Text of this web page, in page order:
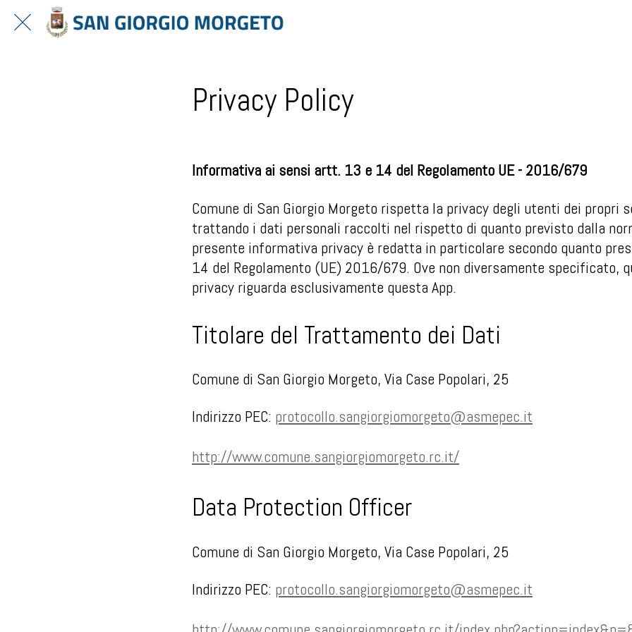
Privacy Policy
Informativa ai sensi artt. 13 e 14 del Regolamento UE - 2016/679
Comune di San Giorgio Morgeto rispetta la privacy degli utenti dei propri
trattando i dati personali raccolti nel rispetto di quanto previsto dalla
presente informativa privacy è redatta in particolare secondo quanto
14 del Regolamento (UE) 2016/679. Ove non diversamente specificato,
privacy riguarda esclusivamente questa App.
Titolare del Trattamento dei Dati
Comune di San Giorgio Morgeto, Via Case Popolari, 25
Indirizzo PEC: protocollo.sangiorgiomorgeto@asmepec.it
http://www.comune.sangiorgiomorgeto.rc.it/
Data Protection Officer
Comune di San Giorgio Morgeto, Via Case Popolari, 25
Indirizzo PEC: protocollo.sangiorgiomorgeto@asmepec.it